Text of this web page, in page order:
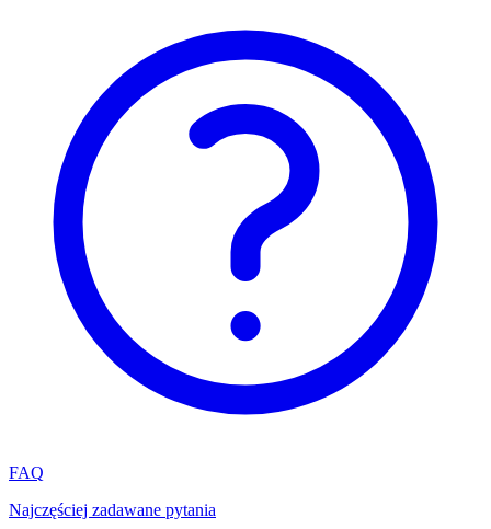
FAQ
Najczęściej zadawane pytania